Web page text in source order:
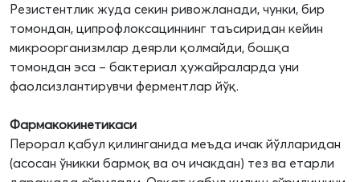
Резистентлик жуда секин ривожланади, чунки, бир
томондан, ципрофлоксациннинг таъсиридан кейин
микроорганизмлар деярли қолмайди, бошқа
томондан эса – бактериал ҳужайраларда уни
фаолсизлантирувчи ферментлар йўқ.
Фармакокинетикаси
Перорал қабул қилинганида меъда ичак йўлларидан
(асосан ўникки бармоқ ва оч ичакдан) тез ва етарли